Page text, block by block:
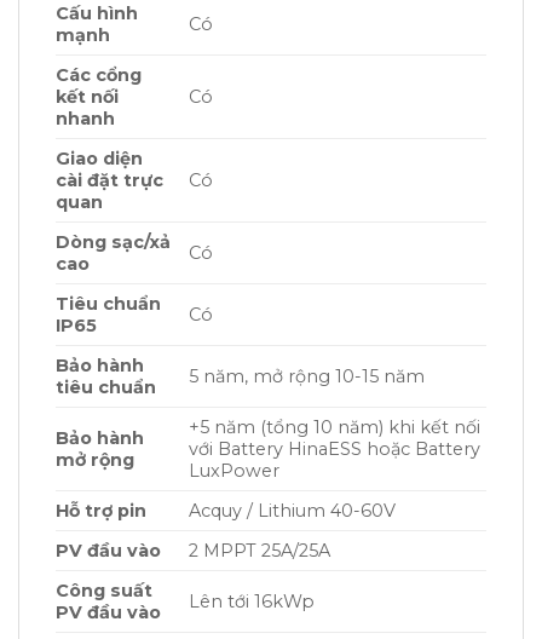
Cấu hình
mạnh
Có
Các cổng
kết nối
nhanh
Có
Giao diện
cài đặt trực
quan
Có
Dòng sạc/xả
cao
Có
Tiêu chuẩn
IP65
Có
Bảo hành
tiêu chuẩn
5 năm, mở rộng 10-15 năm
Bảo hành
mở rộng
+5 năm (tổng 10 năm) khi kết nối
với Battery HinaESS hoặc Battery
LuxPower
Hỗ trợ pin
Acquy / Lithium 40-60V
PV đầu vào
2 MPPT 25A/25A
Công suất
PV đầu vào
Lên tới 16kWp